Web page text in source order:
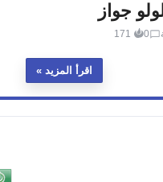
جواز
0
171
اقرأ المزيد